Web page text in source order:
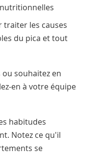
traiter les causes
du pica et tout
ou souhaitez en
en à votre équipe
habitudes
Notez ce qu'il
se